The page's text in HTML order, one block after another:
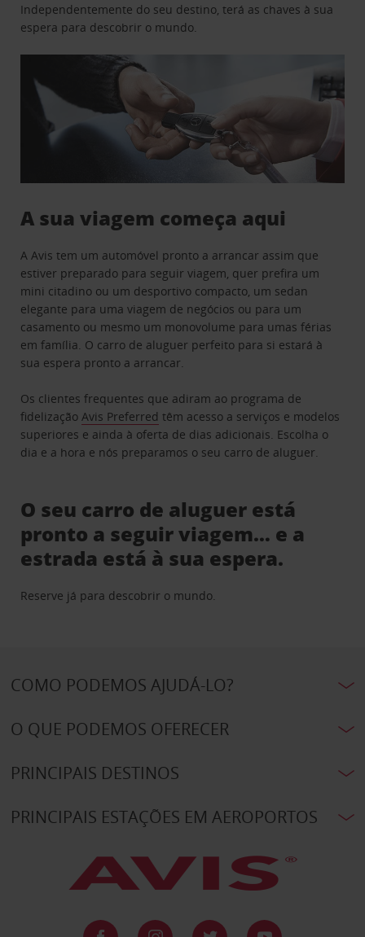
Independentemente do seu destino, terá as chaves à sua
espera para descobrir o mundo.
A sua viagem começa aqui
A Avis tem um automóvel pronto a arrancar assim que
estiver preparado para seguir viagem, quer prefira um
mini citadino ou um desportivo compacto, um sedan
elegante para uma viagem de negócios ou para um
casamento ou mesmo um monovolume para umas férias
em família. O carro de aluguer perfeito para si estará à
sua espera pronto a arrancar.
Os clientes frequentes que adiram ao programa de
fidelizaçãoAvis Preferred têm acesso a serviços e modelos
superiores e ainda à oferta de dias adicionais. Escolha o
dia e a hora e nós preparamos o seu carro de aluguer.
O seu carro de aluguer está
pronto a seguir viagem… e a
estrada está à sua espera.
Reserve já para descobrir o mundo.
COMO PODEMOS AJUDÁ-LO?
O QUE PODEMOS OFERECER
PRINCIPAIS DESTINOS
PRINCIPAIS ESTAÇÕES EM AEROPORTOS